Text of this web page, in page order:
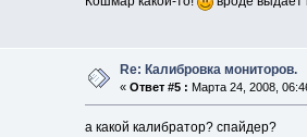
Re: Калибровка мониторов.
«Ответ #5 : Марта 24, 2008,
а какой калибратор? спайдер?